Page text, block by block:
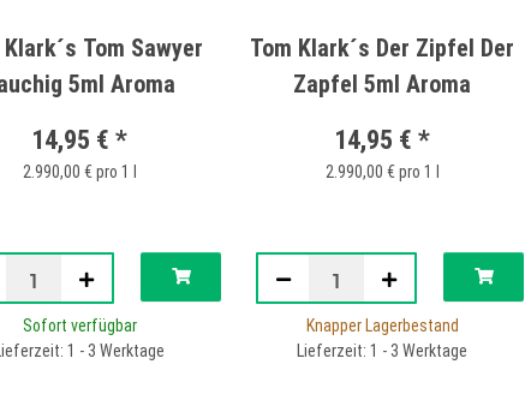
Klark´s Tom Sawyer
5ml Aroma
14,95 € *
2.990,00 € pro 1 l
Sofort verfügbar
1 - 3 Werktage
Tom Klark´s Der Zipfel Der
Zapfel 5ml Aroma
14,95 € *
2.990,00 € pro 1 l
Knapper Lagerbestand
Lieferzeit: 1 - 3 Werktage